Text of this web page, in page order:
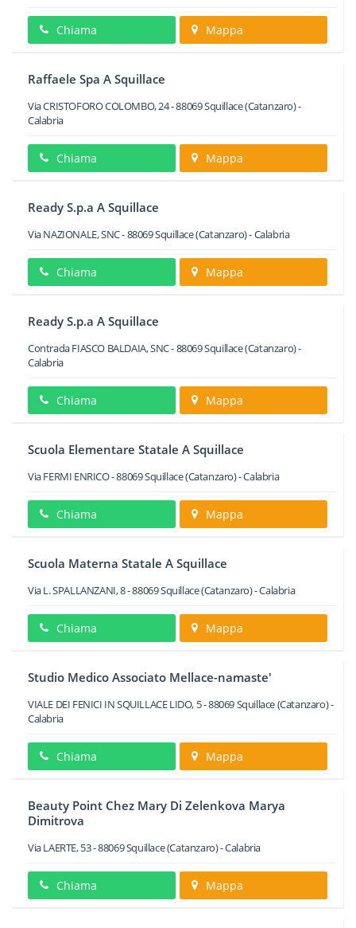
Chiama Mappa
Raffaele Spa A Squillace
Via CRISTOFORO COLOMBO, 24-88069Squillace(Catanzaro) -
Calabria
Chiama Mappa
Ready S.p.a A Squillace
Via NAZIONALE, SNC-88069Squillace(Catanzaro) -Calabria
Chiama Mappa
Ready S.p.a A Squillace
Contrada FIASCO BALDAIA, SNC-88069Squillace(Catanzaro) -
Calabria
Chiama Mappa
Scuola Elementare Statale A Squillace
Via FERMI ENRICO-88069Squillace(Catanzaro) -Calabria
Chiama Mappa
Scuola Materna Statale A Squillace
Via L. SPALLANZANI, 8-88069Squillace(Catanzaro) -Calabria
Chiama Mappa
Studio Medico Associato Mellace-namaste'
VIALE DEI FENICI IN SQUILLACE LIDO, 5-88069Squillace(Catanzaro) -
Calabria
Chiama Mappa
Beauty Point Chez Mary Di Zelenkova Marya
Dimitrova
Via LAERTE, 53-88069Squillace(Catanzaro) -Calabria
Chiama Mappa